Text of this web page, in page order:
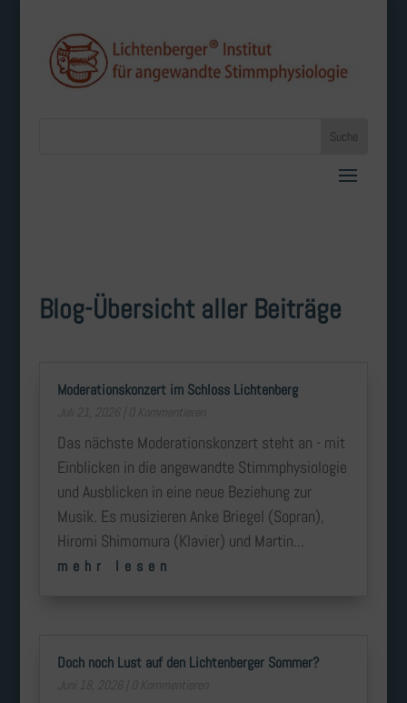
Blog-Übersicht aller Beiträge
Moderationskonzert im Schloss Lichtenberg
Juli 21, 2026 | 0 Kommentieren
Das nächste Moderationskonzert steht an - mit
Einblicken in die angewandte Stimmphysiologie
und Ausblicken in eine neue Beziehung zur
Musik. Es musizieren Anke Briegel (Sopran),
Hiromi Shimomura (Klavier) und Martin...
mehr lesen
Doch noch Lust auf den Lichtenberger Sommer?
Juni 18, 2026 | 0 Kommentieren